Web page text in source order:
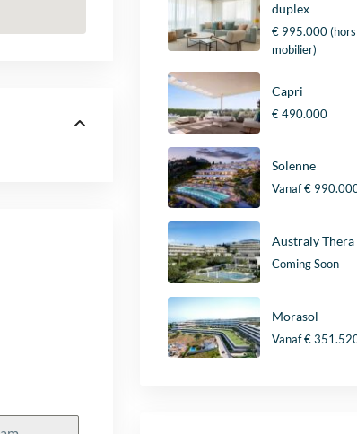
duplex
€ 995.000(hors
mobilier)
Capri
€ 490.000
Solenne
Vanaf€
Australy Thera
Coming Soon
Morasol
Vanaf€